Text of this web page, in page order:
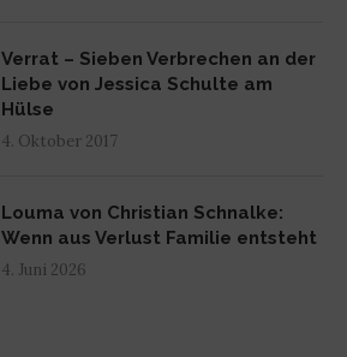
Verrat – Sieben Verbrechen an der
Liebe von Jessica Schulte am
Hülse
4. Oktober 2017
Louma von Christian Schnalke:
Wenn aus Verlust Familie entsteht
4. Juni 2026